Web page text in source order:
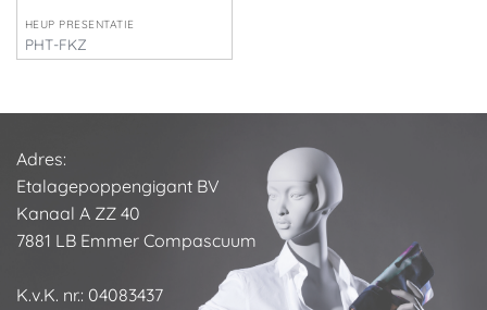
HEUP PRESENTATIE
PHT-FKZ
€17,50
Adres:
Etalagepoppengigant BV
Kanaal A ZZ 40
7881 LB Emmer Compascuum
K.v.K. nr.: 04083437